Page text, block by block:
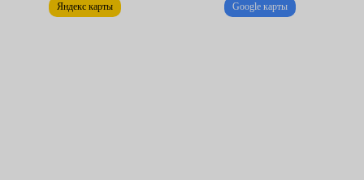
Яндекс карты Google карты